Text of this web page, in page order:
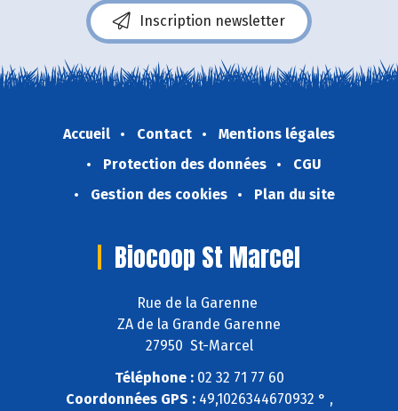
Inscription newsletter
Accueil Contact
Mentions légales
Protection des données
CGU
Gestion des cookies
Plan du site
Biocoop St Marcel
Rue de la Garenne
ZA de la Grande Garenne
27950 St-Marcel
Téléphone :02 32 71 77 60
Coordonnées GPS :49,1026344670932 ° ,